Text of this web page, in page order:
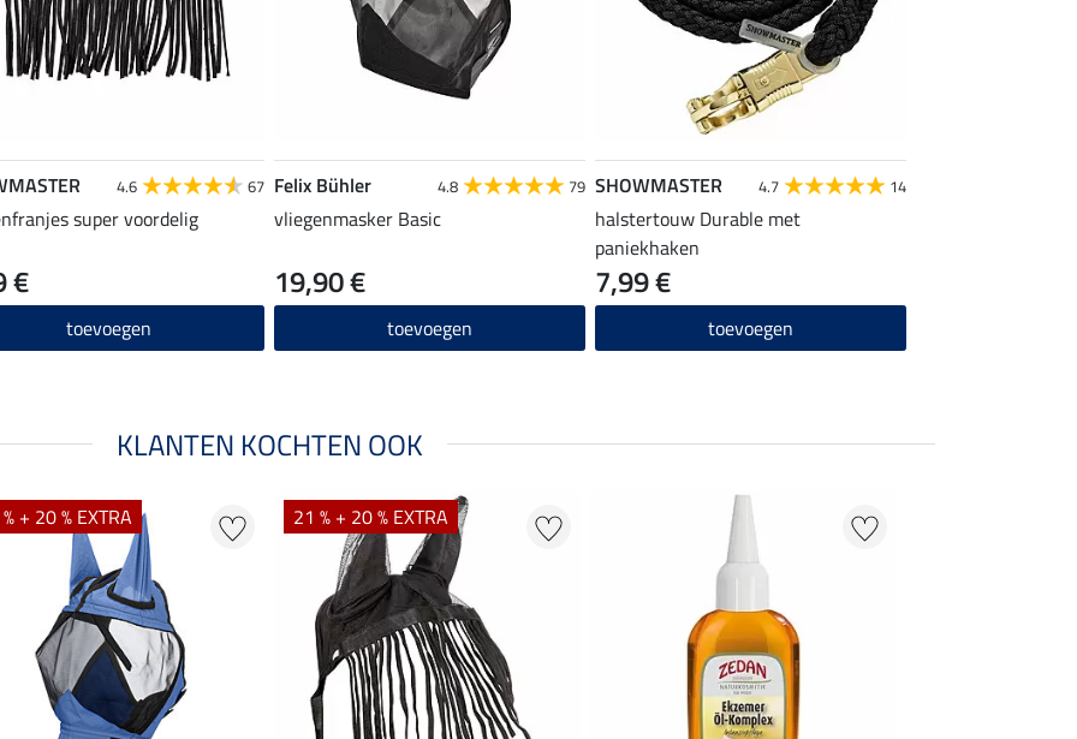
4.6 67
super voordelig
€
toevoegen
Felix Bühler 4.8 79
vliegenmasker Basic
19,90 €
toevoegen
SHOWMASTER 4.7 14
halstertouw Durable met
paniekhaken
7,99 €
toevoegen
KLANTEN KOCHTEN OOK
+ 20 % EXTRA 21 % + 20 % EXTRA